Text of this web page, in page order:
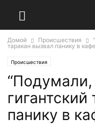
Домой Происшествия
таракан вызвал панику в
Происшествия
“Подумали,
панику в